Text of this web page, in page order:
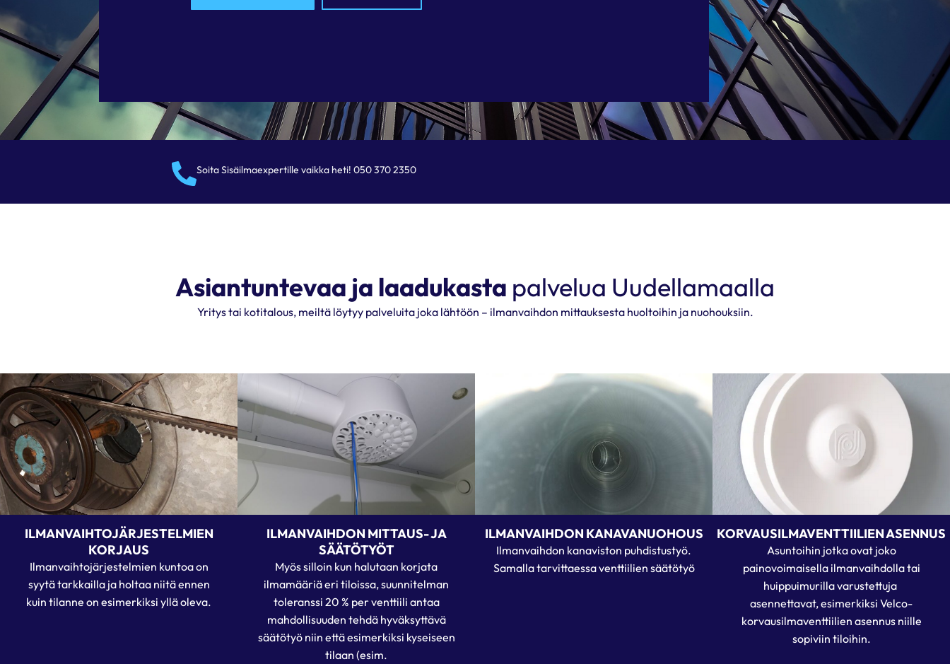
Soita Sisäilmaexpertille vaikka heti! 050 370 2350
Asiantuntevaa ja laadukasta palvelua Uudellamaalla
Yritys tai kotitalous, meiltä löytyy palveluita joka lähtöön – ilmanvaihdon mittauksesta huoltoihin ja nuohouksiin.
ILMANVAIHTOJÄRJESTELMIEN
KORJAUS
Ilmanvaihtojärjestelmien kuntoa on
syytä tarkkailla ja holtaa niitä ennen
kuin tilanne on esimerkiksi yllä oleva.
ILMANVAIHDON MITTAUS- JA
SÄÄTÖTYÖT
Myös silloin kun halutaan korjata
ilmamääriäeri tiloissa,suunnitelman
toleranssi 20 % per venttiili antaa
mahdollisuuden tehdä hyväksyttävä
säätötyö niin ettäesimerkiksi kyseiseen
tilaan (esim.
ILMANVAIHDON KANAVANUOHOUS
Ilmanvaihdon kanaviston puhdistustyö.
Samalla tarvittaessa venttiilien säätötyö
KORVAUSILMAVENTTIILIEN ASENNUS
Asuntoihin jotka ovat joko
painovoimaisella ilmanvaihdolla tai
huippuimurilla varustettuja
asennettavat, esimerkiksi Velco-
korvausilmaventtiilien asennus niille
sopiviin tiloihin.